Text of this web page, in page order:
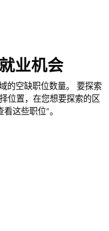
业机会
的空缺职位数量。 要探索
位置，在您想要探索的区
这些职位”。